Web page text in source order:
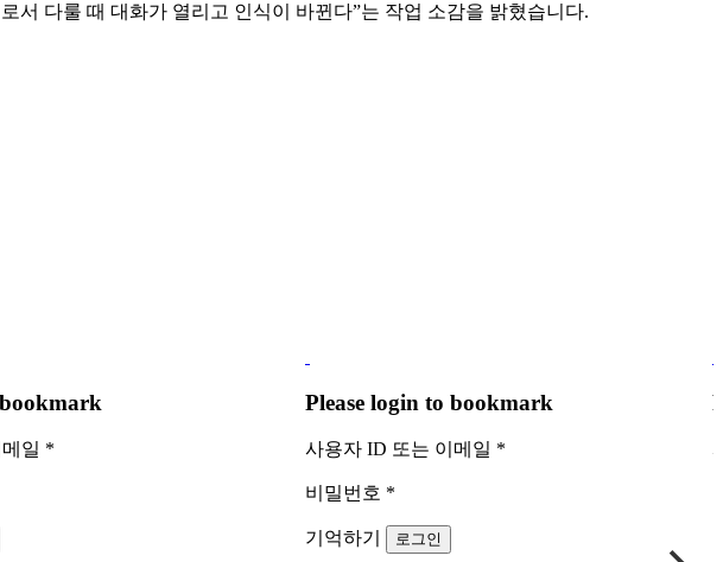
서 다룰 때 대화가 열리고 인식이 바뀐다”는 작업 소감을 밝혔습니다.
일 *
Please login to bookmark
사용자 ID 또는 이메일 *
비밀번호 *
기억하기 로그인